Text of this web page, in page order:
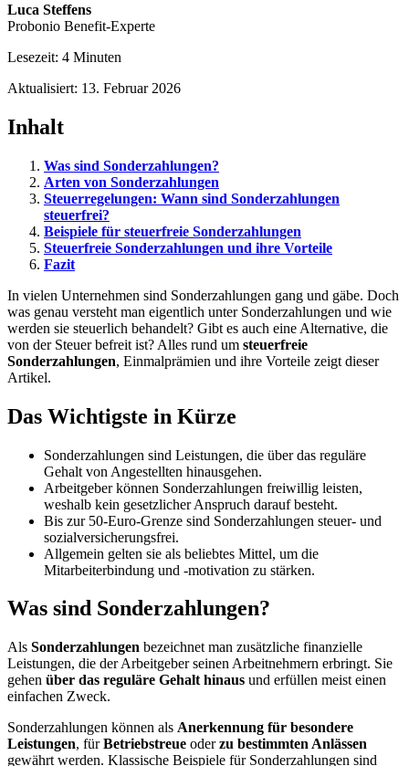
Luca Steffens
Probonio Benefit-Experte
Lesezeit: 4 Minuten
Aktualisiert: 13. Februar 2026
Inhalt
Was sind Sonderzahlungen?
Arten von Sonderzahlungen
Steuerregelungen: Wann sind Sonderzahlungen
steuerfrei?
Beispiele für steuerfreie Sonderzahlungen
Steuerfreie Sonderzahlungen und ihre Vorteile
Fazit
In vielen Unternehmen sind Sonderzahlungen gang und gäbe. Doch
was genau versteht man eigentlich unter Sonderzahlungen und wie
werden sie steuerlich behandelt? Gibt es auch eine Alternative, die
von der Steuer befreit ist? Alles rund um steuerfreie
Sonderzahlungen, Einmalprämien und ihre Vorteile zeigt dieser
Artikel.
Das Wichtigste in Kürze
Sonderzahlungen sind Leistungen, die über das reguläre
Gehalt von Angestellten hinausgehen.
Arbeitgeber können Sonderzahlungen freiwillig leisten,
weshalb kein gesetzlicher Anspruch darauf besteht.
Bis zur 50-Euro-Grenze sind Sonderzahlungen steuer- und
sozialversicherungsfrei.
Allgemein gelten sie als beliebtes Mittel, um die
Mitarbeiterbindung und -motivation zu stärken.
Was sind Sonderzahlungen?
Als Sonderzahlungen bezeichnet man zusätzliche finanzielle
Leistungen, die der Arbeitgeber seinen Arbeitnehmern erbringt. Sie
gehen über das reguläre Gehalt hinaus und erfüllen meist einen
einfachen Zweck.
Sonderzahlungen können als Anerkennung für besondere
Leistungen, fürBetriebstreue oderzu bestimmten Anlässen
gewährt werden. Klassische Beispiele für Sonderzahlungen sind